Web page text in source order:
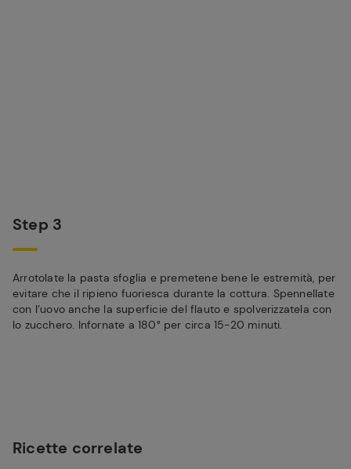
Step 3
Arrotolate la pasta sfoglia e premetene bene le estremità, per
evitare che il ripieno fuoriesca durante la cottura. Spennellate
con l’uovo anche la superficie del flauto e spolverizzatela con
lo zucchero. Infornate a 180° per circa 15-20 minuti.
Ricette correlate